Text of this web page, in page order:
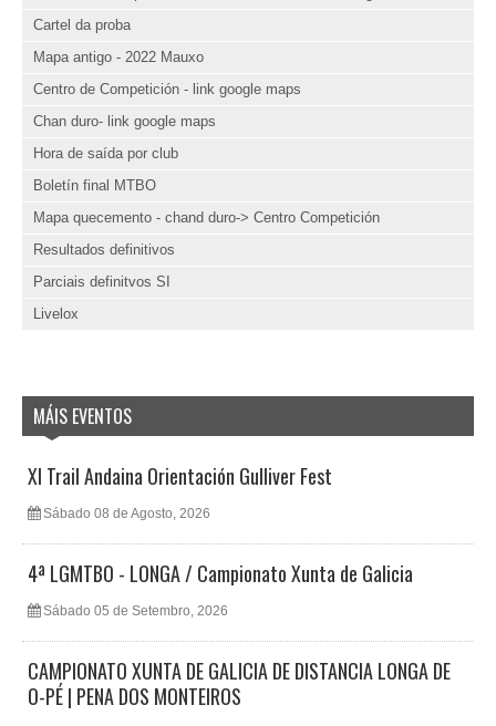
Cartel da proba
Mapa antigo - 2022 Mauxo
Centro de Competición - link google maps
Chan duro- link google maps
Hora de saída por club
Boletín final MTBO
Mapa quecemento - chand duro-> Centro Competición
Resultados definitivos
Parciais definitvos SI
Livelox
MÁIS EVENTOS
XI Trail Andaina Orientación Gulliver Fest
Sábado 08 de Agosto, 2026
4ª LGMTBO - LONGA / Campionato Xunta de Galicia
Sábado 05 de Setembro, 2026
CAMPIONATO XUNTA DE GALICIA DE DISTANCIA LONGA DE
O-PÉ | PENA DOS MONTEIROS